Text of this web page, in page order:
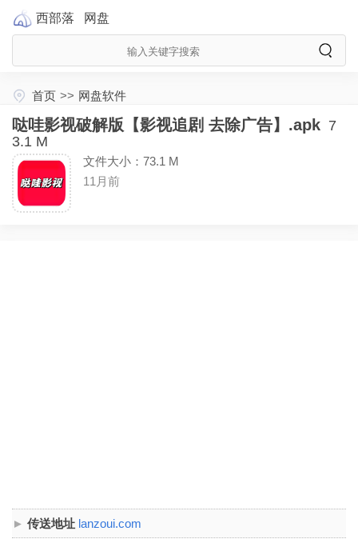
西部落 网盘
首页 >> 网盘软件
哒哇影视破解版【影视追剧 去除广告】.apk 7
3.1 M
文件大小：73.1 M
11月前
传送地址 lanzoui.com